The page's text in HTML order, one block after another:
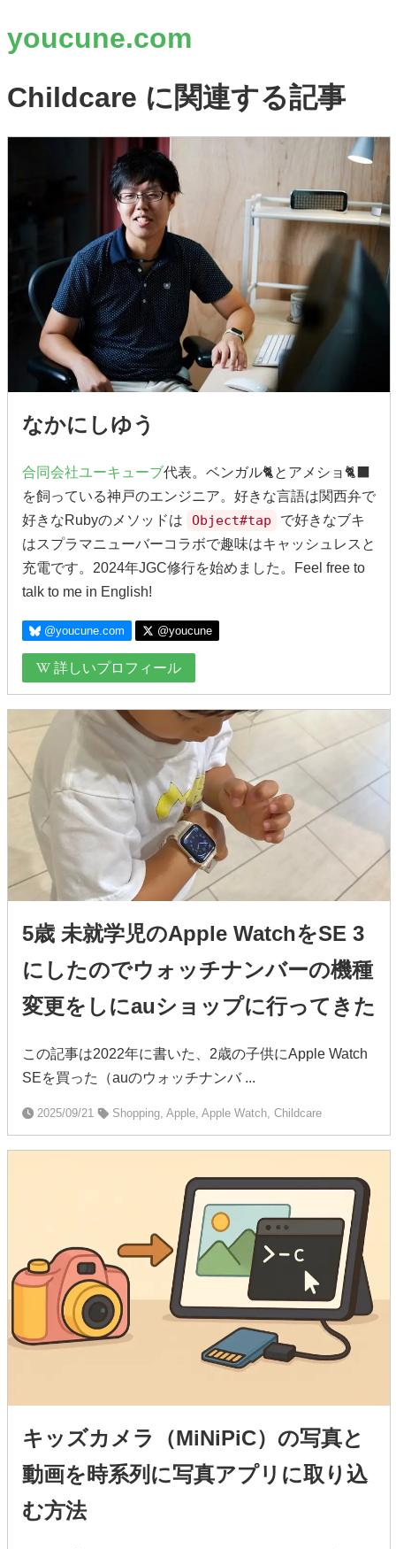
youcune.com
Childcare に関連する記事
なかにしゆう
合同会社ユーキューブ代表。ベンガル🐈とアメショ🐈‍⬛
を飼っている神戸のエンジニア。好きな言語は関西弁で
好きなRubyのメソッドは
Object#tap
で好きなブキ
はスプラマニューバーコラボで趣味はキャッシュレスと
充電です。2024年JGC修行を始めました。Feel free to
talk to me in English!
@youcune.com @youcune
詳しいプロフィール
5歳 未就学児のApple WatchをSE 3
にしたのでウォッチナンバーの機種
変更をしにauショップに行ってきた
この記事は2022年に書いた、2歳の子供にApple Watch
SEを買った（auのウォッチナンバ ...
2025/09/21 Shopping, Apple, Apple Watch, Childcare
キッズカメラ（MiNiPiC）の写真と
動画を時系列に写真アプリに取り込
む方法